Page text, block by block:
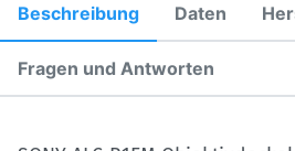
Beschreibung Daten
Fragen und Antworten